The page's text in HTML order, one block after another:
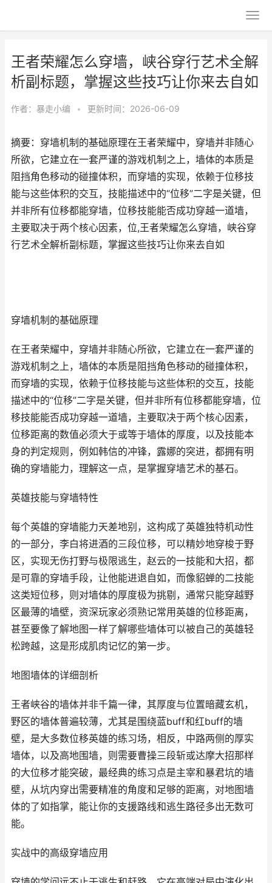
王者荣耀怎么穿墙，峡谷穿行艺术全解
析副标题，掌握这些技巧让你来去自如
作者： 暴走小编 • 更新时间：2026-06-09
摘要：穿墙机制的基础原理在王者荣耀中，穿墙并非随心
所欲，它建立在一套严谨的游戏机制之上，墙体的本质是
阻挡角色移动的碰撞体积，而穿墙的实现，依赖于位移技
能与这些体积的交互，技能描述中的“位移”二字是关键，但
并非所有位移都能穿墙，位移技能能否成功穿越一道墙，
主要取决于两个核心因素，位,王者荣耀怎么穿墙，峡谷穿
行艺术全解析副标题，掌握这些技巧让你来去自如
穿墙机制的基础原理
在王者荣耀中，穿墙并非随心所欲，它建立在一套严谨的
游戏机制之上，墙体的本质是阻挡角色移动的碰撞体积，
而穿墙的实现，依赖于位移技能与这些体积的交互，技能
描述中的“位移”二字是关键，但并非所有位移都能穿墙，位
移技能能否成功穿越一道墙，主要取决于两个核心因素，
位移距离的数值必须大于或等于墙体的厚度，以及技能本
身的判定规则，例如韩信的冲锋，露娜的突进，都拥有明
确的穿墙能力，理解这一点，是掌握穿墙艺术的基石。
英雄技能与穿墙特性
每个英雄的穿墙能力天差地别，这构成了英雄独特机动性
的一部分，李白将进酒的三段位移，可以精妙地穿梭于野
区，实现无伤打野与极限逃生，赵云的一技能和大招，都
是可靠的穿墙手段，让他能进退自如，而像貂蝉的二技能
这类短位移，则对墙体的厚度极为挑剔，通常只能穿越野
区最薄的墙壁，资深玩家必须熟记常用英雄的位移距离，
甚至要像了解地图一样了解哪些墙体可以被自己的英雄轻
松跨越，这是形成肌肉记忆的第一步。
地图墙体的详细剖析
王者峡谷的墙体并非千篇一律，其厚度与位置暗藏玄机，
野区的墙体普遍较薄，尤其是围绕蓝buff和红buff的墙
壁，是大多数位移英雄的练习场，相反，中路两侧的厚实
墙体，以及高地围墙，则需要曹操三段斩或达摩大招那样
的大位移才能突破，最经典的练习点是主宰和暴君坑的墙
壁，从坑内穿出需要精准的角度和足够的距离，对地图墙
体的了如指掌，能让你的支援路线和逃生路径多出无数可
能。
实战中的高级穿墙应用